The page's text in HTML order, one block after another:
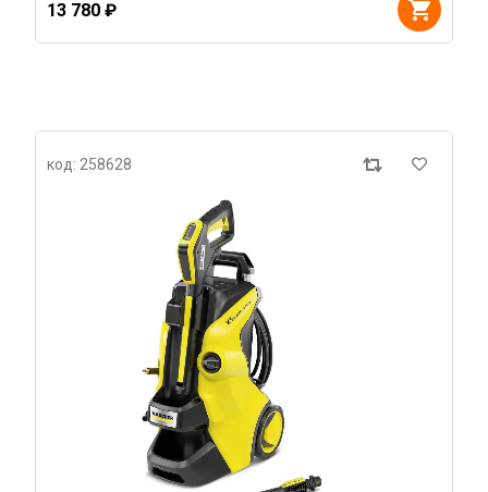
13 780 ₽
код: 258628